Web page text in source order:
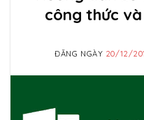
công thức
ĐĂNG NGÀY 20/12/